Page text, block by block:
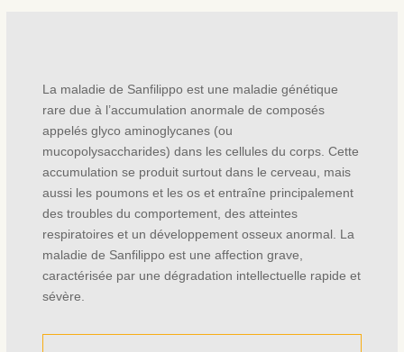
La maladie de Sanfilippo est une maladie génétique
rare due à l’accumulation anormale de composés
appelés glyco aminoglycanes (ou
mucopolysaccharides) dans les cellules du corps. Cette
accumulation se produit surtout dans le cerveau, mais
aussi les poumons et les os et entraîne principalement
des troubles du comportement, des atteintes
respiratoires et un développement osseux anormal. La
maladie de Sanfilippo est une affection grave,
caractérisée par une dégradation intellectuelle rapide et
sévère.